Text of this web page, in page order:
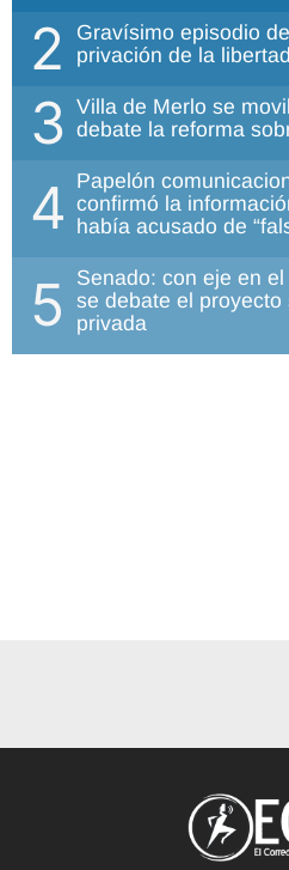
2
Gravísimo episodio
privación de la libertad
3 Villa de Merlo se
debate la reforma
4 Papelón
confirmó la
había acusado de
5
Senado: con eje en
se debate el proyecto
privada